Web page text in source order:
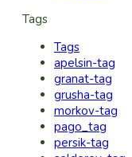
Tags
Tags
apelsin-tag
granat-tag
grusha-tag
morkov-tag
pago_tag
persik-tag